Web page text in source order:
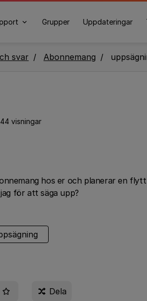
Grupper Uppdateringar
svar Abonnemang
visningar
hos er och planerar en
för att säga upp?
Dela